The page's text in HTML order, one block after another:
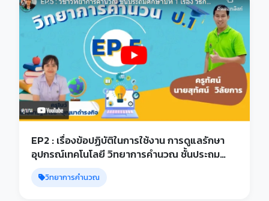
EP2 : เรื่องข้อปฏิบัติในการใช้งาน การดูแลรักษา
อุปกรณ์เทคโนโลยี วิทยาการคำนวณ ชั้นประถม
ศึกษาปีที่ 1
วิทยาการคำนวณ